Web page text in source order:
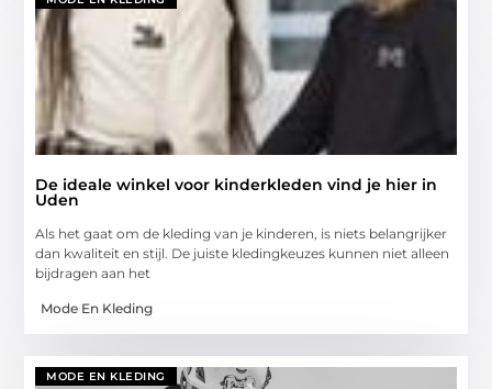
De ideale winkel voor kinderkleden vind je hier in
Uden
Als het gaat om de kleding van je kinderen, is niets belangrijker
dan kwaliteit en stijl. De juiste kledingkeuzes kunnen niet alleen
bijdragen aan het
Mode En Kleding
MODE EN KLEDING